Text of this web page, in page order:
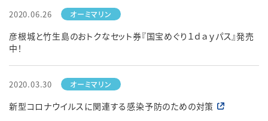
2020.06.26
彦根城と竹生島のおトクなセット券『国宝めぐり１ｄａｙパス』発売
中！
2020.03.30
新型コロナウイルスに関連する感染予防のための対策